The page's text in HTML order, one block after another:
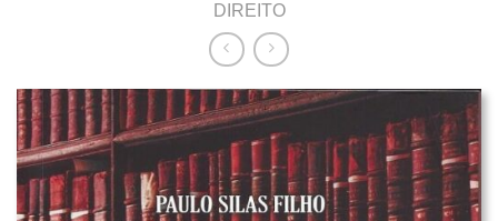
DIREITO